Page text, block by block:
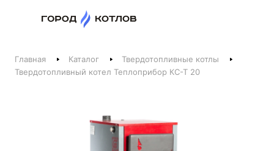
Телефоны
+375 44 521-06-41
Главная Каталог
Твердотопливные котлы
Твердотопливный котел Теплоприбор КС-Т 20